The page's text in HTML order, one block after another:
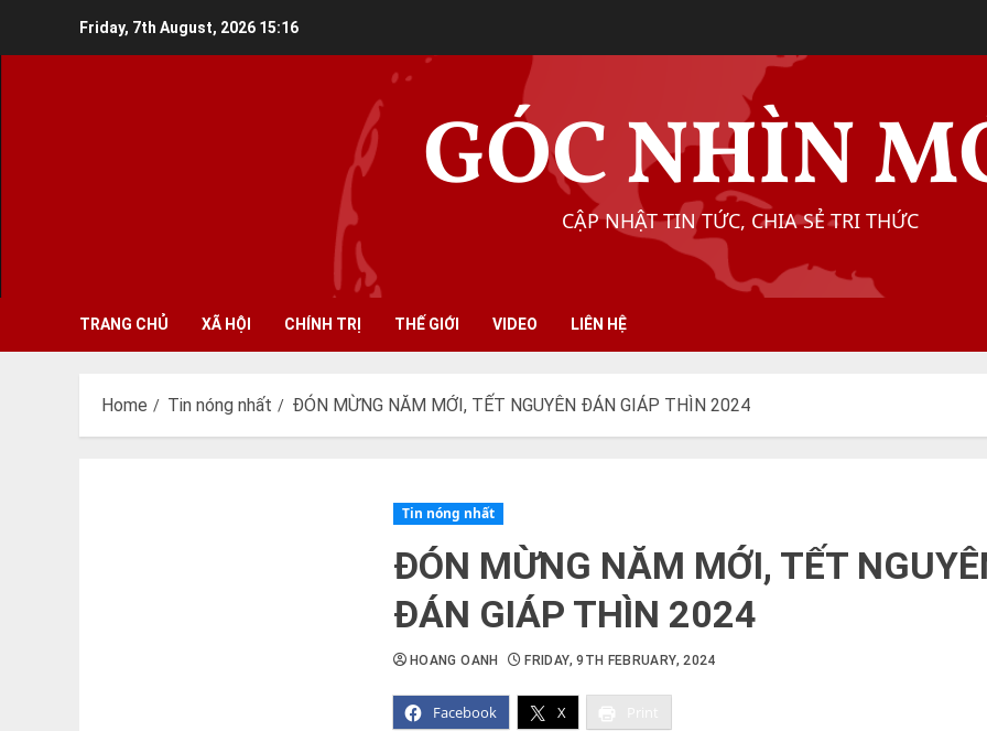
Friday, 7th August, 2026 15:16
GÓC NHÌN
CẬP NHẬT TIN TỨC, CHIA SẺ TRI THỨC
TRANG CHỦ XÃ HỘI CHÍNH TRỊ THẾ GIỚI VIDEO LIÊN HỆ
Home Tin nóng nhất ĐÓN MỪNG NĂM MỚI, TẾT NGUYÊN ĐÁN GIÁP THÌN 2024
Tin nóng nhất
ĐÓN MỪNG NĂM MỚI, TẾT
ĐÁN GIÁP THÌN 2024
Facebook X
HOANG OANH FRIDAY, 9TH FEBRUARY, 2024